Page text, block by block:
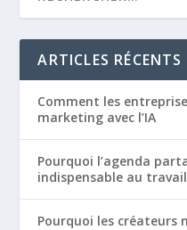
ARTICLES RÉCENTS
Comment les
marketing avec l’IA
Pourquoi l’agenda
indispensable au
Pourquoi les créateurs